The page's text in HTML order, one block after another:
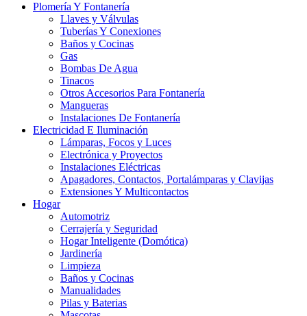
Plomería Y Fontanería
Llaves y Válvulas
Tuberías Y Conexiones
Baños y Cocinas
Gas
Bombas De Agua
Tinacos
Otros Accesorios Para Fontanería
Mangueras
Instalaciones De Fontanería
Electricidad E Iluminación
Lámparas, Focos y Luces
Electrónica y Proyectos
Instalaciones Eléctricas
Apagadores, Contactos, Portalámparas y Clavijas
Extensiones Y Multicontactos
Hogar
Automotriz
Cerrajería y Seguridad
Hogar Inteligente (Domótica)
Jardinería
Limpieza
Baños y Cocinas
Manualidades
Pilas y Baterias